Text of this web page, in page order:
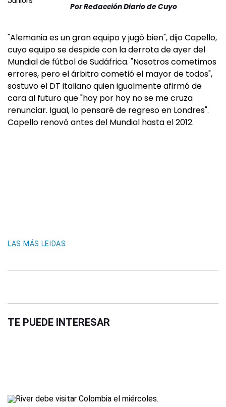
PorRedacción Diario de Cuyo
"Alemania es un gran equipo y jugó bien", dijo Capello,
cuyo equipo se despide con la derrota de ayer del
Mundial de fútbol de Sudáfrica. "Nosotros cometimos
errores, pero el árbitro cometió el mayor de todos",
sostuvo el DT italiano quien igualmente afirmó de
cara al futuro que "hoy por hoy no se me cruza
renunciar. Igual, lo pensaré de regreso en Londres".
Capello renovó antes del Mundial hasta el 2012.
LAS MÁS LEIDAS
TE PUEDE INTERESAR